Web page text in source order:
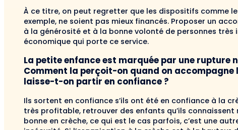
À ce titre, on peut regretter que les dispositifs comme
exemple, ne soient pas mieux financés. Propo­ser un
à la générosité et à la bonne volonté de per­sonnes très
économique qui porte ce service.
La petite enfance est marquée par une rupture
Comment la perçoit-on quand on accompagne
laisse-t-on partir en confiance ?
Ils sortent en confiance s’ils ont été en confiance à la
très profitable, retrouver des enfants qu’ils connaissent
bonne en crèche, ce qui est le cas parfois, c’est une